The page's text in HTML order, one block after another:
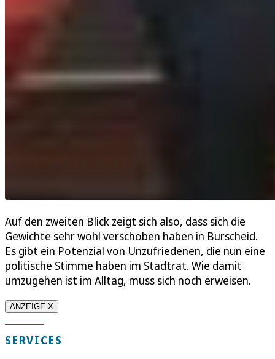
Auf den zweiten Blick zeigt sich also, dass sich die
Gewichte sehr wohl verschoben haben in Burscheid.
Es gibt ein Potenzial von Unzufriedenen, die nun eine
politische Stimme haben im Stadtrat. Wie damit
umzugehen ist im Alltag, muss sich noch erweisen.
ANZEIGE X
SERVICES